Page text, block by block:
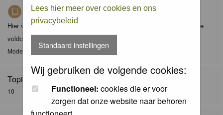
Lees hier meer over cookies en ons
privacybeleid
Standaard instellingen
Wij gebruiken de volgende cookies:
Functioneel: cookies die er voor
zorgen dat onze website naar behoren
Richtlijnen voor Nederpix fotografen
Hier vind je de criteria waaraan foto's in de diverse albums dienen te
voldoen en de gedragscode (met aanvullingen) van Nederpix.
Moderator Moderators
Topics:
10